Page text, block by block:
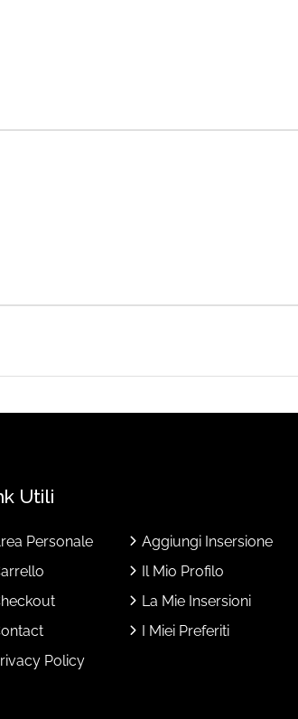
Utili
Personale
Policy
Aggiungi Insersione
Il Mio Profilo
La Mie Insersioni
I Miei Preferiti